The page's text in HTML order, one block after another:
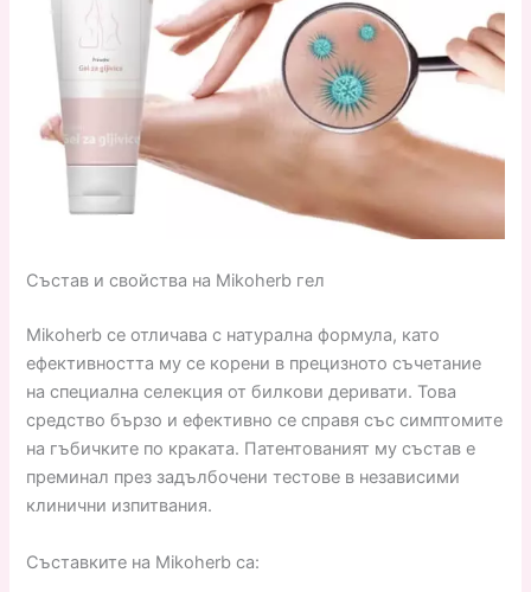
Състав и свойства на Mikoherb гел
Mikoherb се отличава с натурална формула, като
ефективността му се корени в прецизното съчетание
на специална селекция от билкови деривати. Това
средство бързо и ефективно се справя със симптомите
на гъбичките по краката. Патентованият му състав е
преминал през задълбочени тестове в независими
клинични изпитвания.
Съставките на Mikoherb са: